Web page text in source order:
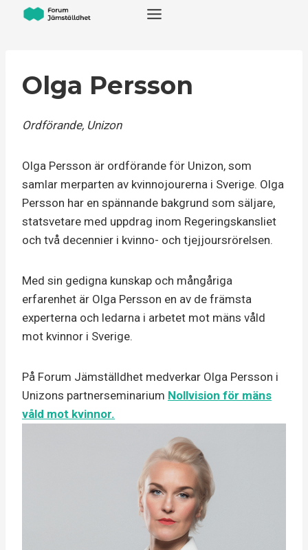
Olga Persson
Ordförande, Unizon
Olga Persson är ordförande för Unizon, som
samlar merparten av kvinnojourerna i Sverige. Olga
Persson har en spännande bakgrund som säljare,
statsvetare med uppdrag inom Regeringskansliet
och två decennier i kvinno- och tjejjoursrörelsen.
Med sin gedigna kunskap och mångåriga
erfarenhet är Olga Persson en av de främsta
experterna och ledarna i arbetet mot mäns våld
mot kvinnor i Sverige.
På Forum Jämställdhet medverkar Olga Persson i
Unizons partnerseminarium Nollvision för mäns
våld mot kvinnor.